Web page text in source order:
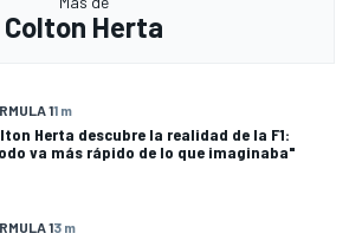
Colton Herta
11 m
Herta descubre la realidad de la F1:
va más rápido de lo que imaginaba"
13 m